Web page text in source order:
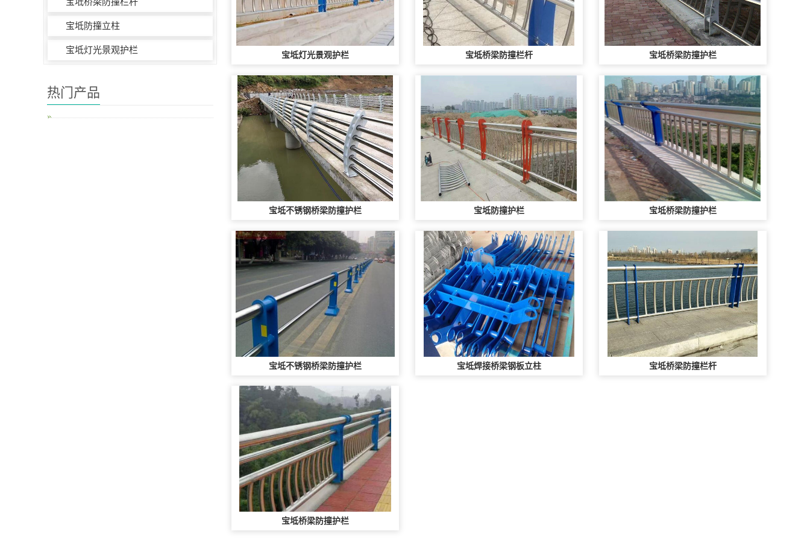
宝坻防撞立柱
宝坻灯光景观护栏 宝坻灯光景观护栏 宝坻桥梁防撞栏杆 宝坻桥梁防撞护栏
宝坻不锈钢桥梁防撞护栏 宝坻防撞护栏 宝坻桥梁防撞护栏
宝坻不锈钢桥梁防撞护栏 宝坻焊接桥梁钢板立柱 宝坻桥梁防撞栏杆
宝坻桥梁防撞护栏
热门产品